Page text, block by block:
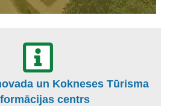
un Kokneses Tūrisma
centrs